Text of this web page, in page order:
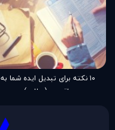
۱۰ نکته برای تبدیل ایده شما به
واقعیت (مطلب)